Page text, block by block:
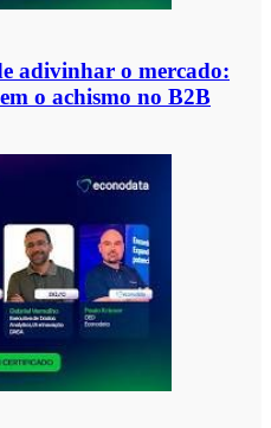
adivinhar o mercado:
o achismo no B2B